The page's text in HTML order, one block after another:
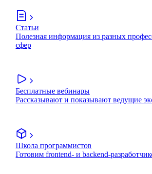
Статьи
Полезная информация из разных
сфер
Бесплатные вебинары
Рассказывают и показывают ведущие
Школа программистов
Готовим frontend- и backend-